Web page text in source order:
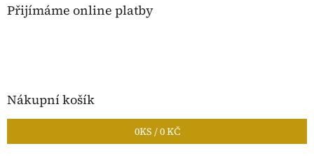
Přijímáme online platby
Nákupní košík
0KS /0 KČ